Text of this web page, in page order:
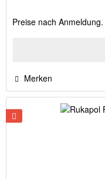
Preise nach Anmeldung.
Merken